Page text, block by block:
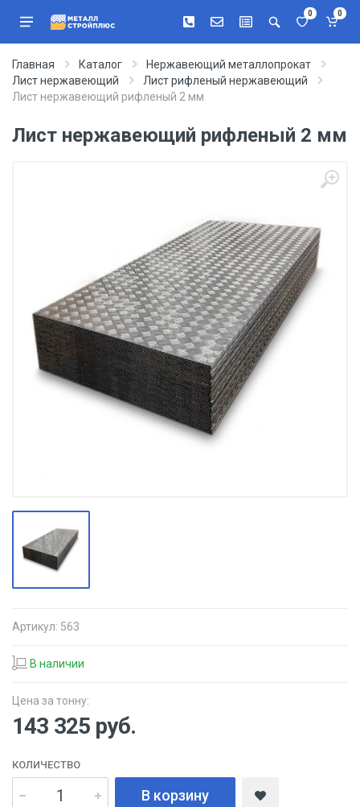
0 0
Главная Каталог
Нержавеющий металлопрокат
Лист нержавеющий
Лист рифленый нержавеющий
Лист нержавеющий рифленый 2 мм
Лист нержавеющий рифленый 2 мм
Артикул: 563
В наличии
Цена за тонну:
143 325 руб.
КОЛИЧЕСТВО
В корзину